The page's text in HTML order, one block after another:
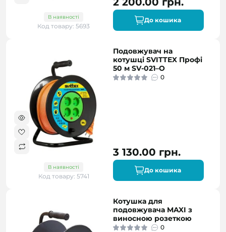
В наявності
Код товару: 5693
До кошика
В наявності
Код товару: 5741
Подовжувач на
котушці SVITTEX Профі
50 м SV-021–О
0
3 130.00 грн.
До кошика
Котушка для
подовжувача MAXI з
виносною розеткою
0